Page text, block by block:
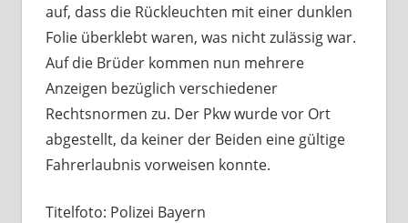
auf, dass die Rückleuchten mit einer dunklen
Folie überklebt waren, was nicht zulässig war.
Auf die Brüder kommen nun mehrere
Anzeigen bezüglich verschiedener
Rechtsnormen zu. Der Pkw wurde vor Ort
abgestellt, da keiner der Beiden eine gültige
Fahrerlaubnis vorweisen konnte.
Titelfoto: Polizei Bayern